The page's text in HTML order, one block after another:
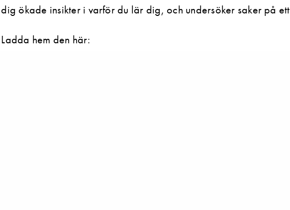
dig ökade insikter i varför du lär dig, och undersöker saker på
Ladda hem den här: